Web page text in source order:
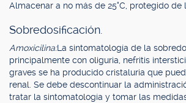
Almacenar a no más de 25°C, protegido de
Sobredosificación.
Amoxicilina:La sintomatología de la
principalmente con oliguria, nefritis
graves se ha producido cristaluria que
renal. Se debe descontinuar la
tratar la sintomatología y tomar las